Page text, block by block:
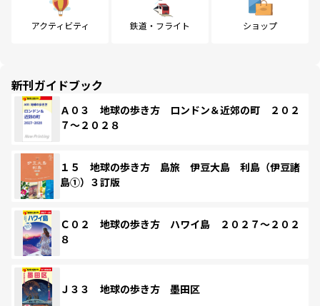
アクティビティ 鉄道・フライト ショップ
新刊ガイドブック
Ａ０３ 地球の歩き方 ロンドン＆近郊の町 ２０２
７～２０２８
１５ 地球の歩き方 島旅 伊豆大島 利島（伊豆諸
島①）３訂版
Ｃ０２ 地球の歩き方 ハワイ島 ２０２７～２０２
８
Ｊ３３ 地球の歩き方 墨田区